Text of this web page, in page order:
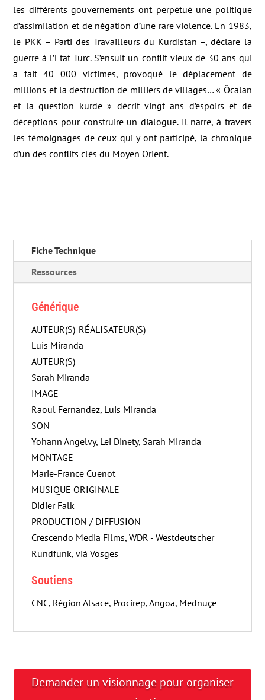
les différents gouvernements ont perpétué une politique
d’assimilation et de négation d’une rare violence. En 1983,
le PKK – Parti des Travailleurs du Kurdistan –, déclare la
guerre à l’Etat Turc. S’ensuit un conflit vieux de 30 ans qui
a fait 40 000 victimes, provoqué le déplacement de
millions et la destruction de milliers de villages… « Öcalan
et la question kurde » décrit vingt ans d’espoirs et de
déceptions pour construire un dialogue. Il narre, à travers
les témoignages de ceux qui y ont participé, la chronique
d’un des conflits clés du Moyen Orient.
Fiche Technique
Ressources
Générique
AUTEUR(S)-RÉALISATEUR(S)
Luis Miranda
AUTEUR(S)
Sarah Miranda
IMAGE
Raoul Fernandez, Luis Miranda
SON
Yohann Angelvy, Lei Dinety, Sarah Miranda
MONTAGE
Marie-France Cuenot
MUSIQUE ORIGINALE
Didier Falk
PRODUCTION / DIFFUSION
Crescendo Media Films, WDR - Westdeutscher
Rundfunk, vià Vosges
Soutiens
CNC, Région Alsace, Procirep, Angoa, Mednuçe
Demander un visionnage pour organiser